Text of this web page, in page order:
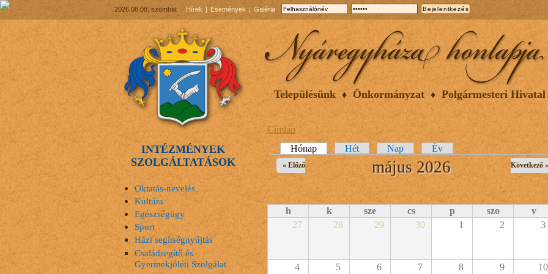
2026.08.08, szombat Hírek Események Galéria
Településünk Önkormányzat Polgármesteri Hivatal
Címlap
Elsődleges fülek
Hónap (aktív fül)
Hét Nap Év
május 2026
« Előző Következő »
h k sze cs p szo
v
27
28 29 30 1 2 3
4 5 6 7 8 9 10
INTÉZMÉNYEK
SZOLGÁLTATÁSOK
Oktatás-nevelés
Kultúra
Egészségügy
Sport
Házi segítségnyújtás
Családsegítő és
Gyermekjóléti Szolgálat